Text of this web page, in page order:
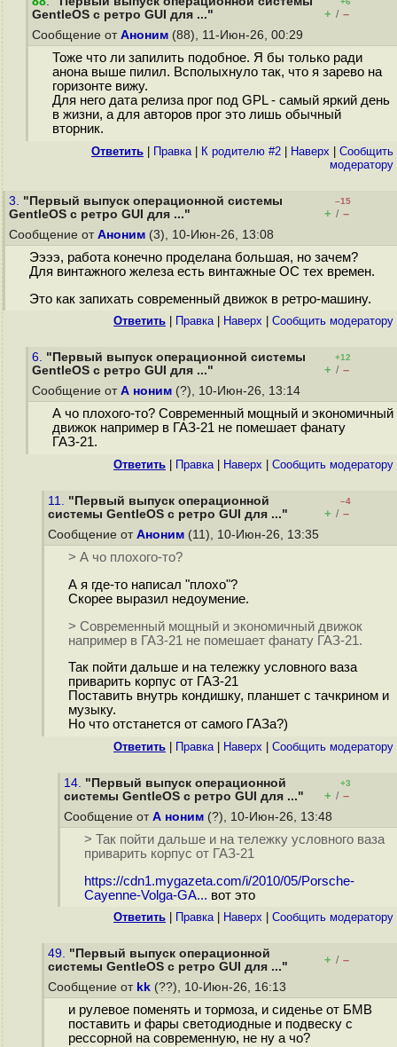
GentleOS с ретро GUI для ..."
+ / –
Сообщение от Аноним (88), 11-Июн-26, 00:29
Тоже что ли запилить подобное. Я бы только ради
анона выше пилил. Всполыхнуло так, что я зарево на
горизонте вижу.
Для него дата релиза прог под GPL - самый яркий день
в жизни, а для авторов прог это лишь обычный
вторник.
Ответить Правка| К родителю #2 Наверх
Cообщить
модератору
3. "Первый выпуск операционной системы
GentleOS с ретро GUI для ..."
–15
+ / –
Сообщение от Аноним (3), 10-Июн-26, 13:08
Ээээ, работа конечно проделана большая, но зачем?
Для винтажного железа есть винтажные ОС тех времен.
Это как запихать современный движок в ретро-машину.
Ответить Правка| Наверх Cообщить модератору
6. "Первый выпуск операционной системы
GentleOS с ретро GUI для ..."
+12
+ / –
Сообщение от А ноним (?), 10-Июн-26, 13:14
А чо плохого-то? Современный мощный и экономичный
движок например в ГАЗ-21 не помешает фанату
ГАЗ-21.
Ответить Правка| Наверх Cообщить модератору
11. "Первый выпуск операционной
системы GentleOS с ретро GUI для ..."
–4
+ / –
Сообщение от Аноним (11), 10-Июн-26, 13:35
> А чо плохого-то?
А я где-то написал "плохо"?
Скорее выразил недоумение.
> Современный мощный и экономичный движок
например в ГАЗ-21 не помешает фанату ГАЗ-21.
Так пойти дальше и на тележку условного ваза
приварить корпус от ГАЗ-21
Поставить внутрь кондишку, планшет с тачкрином и
музыку.
Но что отстанется от самого ГАЗа?)
Ответить Правка| Наверх Cообщить модератору
14. "Первый выпуск операционной
системы GentleOS с ретро GUI для ..."
+3
+ / –
Сообщение от А ноним (?), 10-Июн-26, 13:48
> Так пойти дальше и на тележку условного ваза
приварить корпус от ГАЗ-21
https://cdn1.mygazeta.com/i/2010/05/Porsche-
Cayenne-Volga-GA... вот это
Ответить Правка| Наверх Cообщить модератору
49. "Первый выпуск операционной
системы GentleOS с ретро GUI для ..."
+ / –
Сообщение от kk (??), 10-Июн-26, 16:13
и рулевое поменять и тормоза, и сиденье от БМВ
поставить и фары светодиодные и подвеску с
рессорной на современную, не ну а чо?